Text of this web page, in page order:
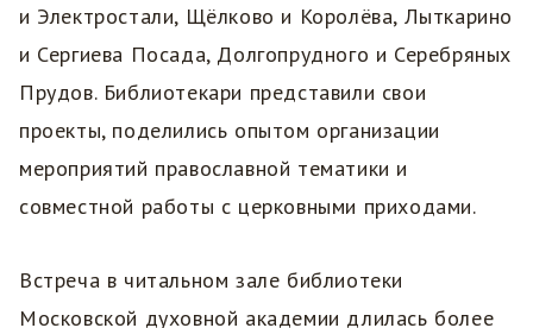
и Электростали, Щёлково и Королёва, Лыткарино
и Сергиева Посада, Долгопрудного и Серебряных
Прудов. Библиотекари представили свои
проекты, поделились опытом организации
мероприятий православной тематики и
совместной работы с церковными приходами.
Встреча в читальном зале библиотеки
Московской духовной академии длилась более